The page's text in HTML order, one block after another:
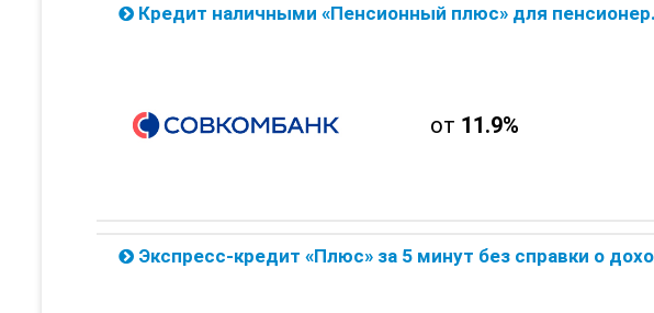
Кредит наличными «Пенсионный плюс» для пенсионеров от Совкомбанка — онлайн заявка
от 11.9%
Экспресс-кредит «Плюс» за 5 минут без справки о доходе от Совкомбанка — онлайн заявка